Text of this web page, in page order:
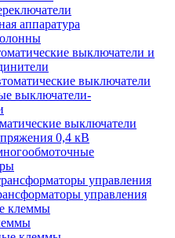
аппаратура
выключатели и
выключатели
выключатели-
выключатели
0,4 кВ
управления
управления
клеммы